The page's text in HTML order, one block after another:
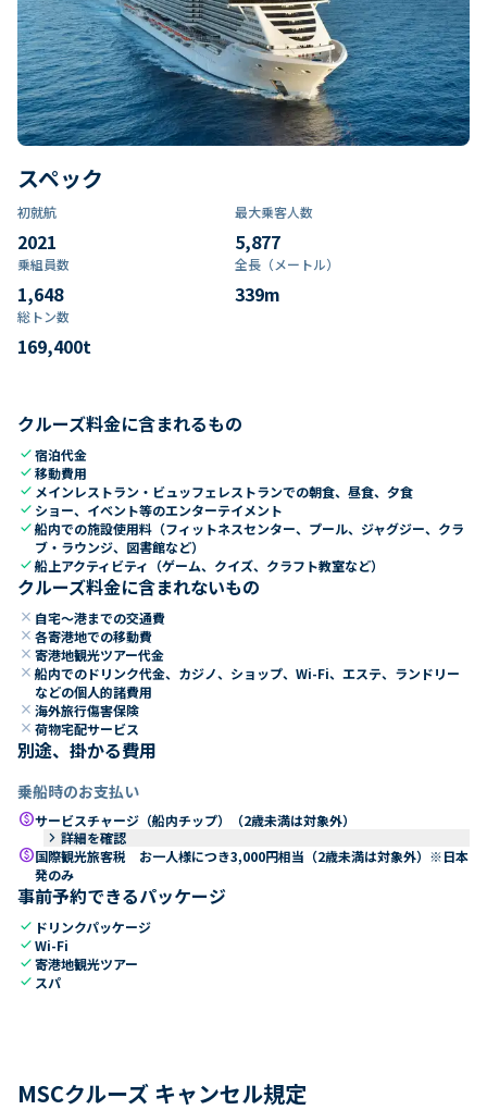
スペック
初就航
2021
最大乗客人数
5,877
乗組員数​
1,648
全長（メートル）
339m
総トン数​
169,400t
クルーズ料金に含まれるもの
check宿泊代金
check移動費用
check メインレストラン・ビュッフェレストランでの朝食、昼食、夕食
check ショー、イベント等のエンターテイメント
check船内での施設使用料（フィットネスセンター、プール、ジャグジー、クラ
ブ・ラウンジ、図書館など）
check船上アクティビティ（ゲーム、クイズ、クラフト教室など）
クルーズ料金に含まれないもの
close 自宅～港までの交通費
close 各寄港地での移動費
close 寄港地観光ツアー代金
close 船内でのドリンク代金、カジノ、ショップ、Wi-Fi、エステ、ランドリー
などの個人的諸費用
close 海外旅行傷害保険
close 荷物宅配サービス
別途、掛かる費用
乗船時のお支払い
paidサービスチャージ（船内チップ）（2歳未満は対象外）
keyboard_arrow_right 詳細を確認
paid国際観光旅客税 お一人様につき3,000円相当（2歳未満は対象外）※日本
発のみ
事前予約できるパッケージ
check ドリンクパッケージ
checkWi-Fi
check寄港地観光ツアー
check スパ
MSCクルーズ キャンセル規定